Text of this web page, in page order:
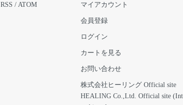
RSS / ATOM マイアカウント
会員登録
ログイン
カートを見る
お問い合わせ
株式会社ヒーリング Official site
HEALING Co.,Ltd. Official site